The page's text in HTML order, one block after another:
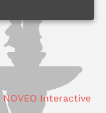
NOVEO Interactive